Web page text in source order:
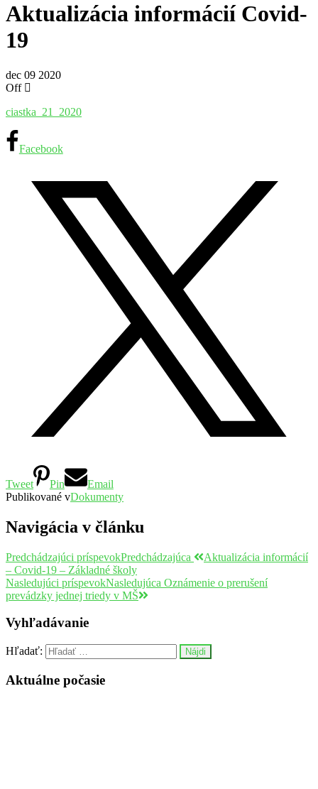
Aktualizácia informácií Covid-
19
dec 09 2020
Off
ciastka_21_2020
Facebook
Tweet Pin
Email
Publikované vDokumenty
Navigácia v článku
Predchádzajúci príspevokPredchádzajúca
Aktualizácia informácií
– Covid-19 – Základné školy
Nasledujúci príspevokNasledujúca Oznámenie o prerušení
prevádzky jednej triedy v MŠ
Vyhľadávanie
Hľadať:
Aktuálne počasie